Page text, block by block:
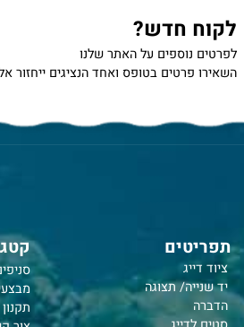
חדש?
על האתר שלנו
תצוגה
קטגוריות
סניפים
מבצעים